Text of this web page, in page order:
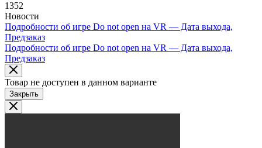
1352
Новости
Подробности об игре Do not open на VR — Дата выхода,
Предзаказ
Подробности об игре Do not open на VR — Дата выхода,
Предзаказ
Товар не доступен в данном варианте
Закрыть